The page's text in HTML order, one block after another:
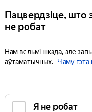
Пацвердзіце, што
не робат
Нам вельмі шкада, але
аўтаматычных.
Чаму гэта
Я не робат